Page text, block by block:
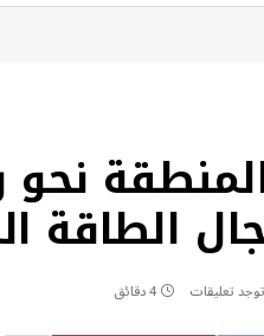
الطاقة
تعليقات 4 دقائق